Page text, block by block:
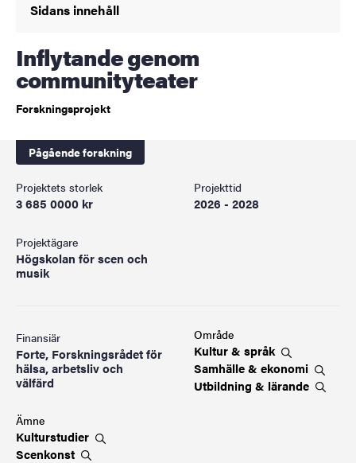
Sidans innehåll
Inflytande genom
communityteater
Forskningsprojekt
Pågående forskning
Projektets storlek
3 685 0000 kr
Projekttid
2026 - 2028
Projektägare
Högskolan för scen och
musik
Finansiär
Forte, Forskningsrådet för
hälsa, arbetsliv och
välfärd
Område
Kultur & språk
Samhälle & ekonomi
Utbildning & lärande
Ämne
Kulturstudier
Scenkonst